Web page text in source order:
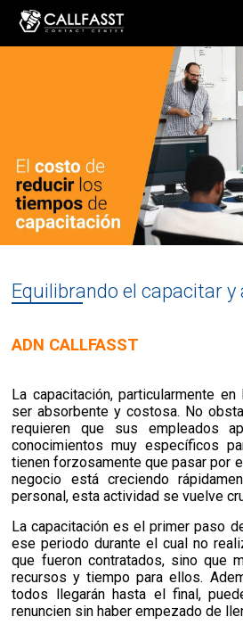
Equilibrando el capacitar y
ADN CALLFASST
La capacitación, particularmente en
ser absorbente y costosa. No
requieren que sus empleados
conocimientos muy específicos
tienen forzosamente que pasar por
negocio está creciendo
personal, esta actividad se vuelve
La capacitación es el primer paso
ese periodo durante el cual no
que fueron contratados, sino que
recursos y tiempo para ellos.
todos llegarán hasta el final,
renuncien sin haber empezado de